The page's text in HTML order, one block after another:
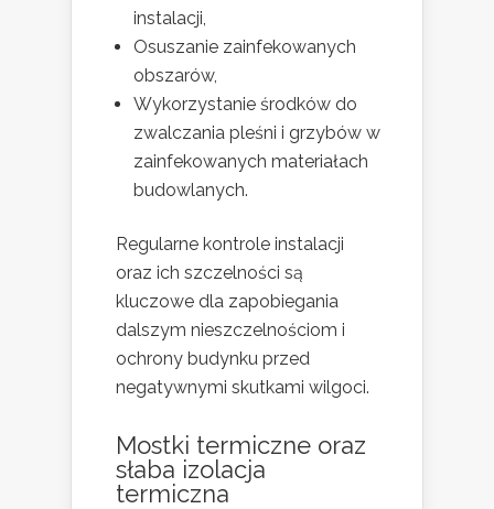
instalacji,
Osuszanie zainfekowanych
obszarów,
Wykorzystanie środków do
zwalczania pleśni i grzybów w
zainfekowanych materiałach
budowlanych.
Regularne kontrole instalacji
oraz ich szczelności są
kluczowe dla zapobiegania
dalszym nieszczelnościom i
ochrony budynku przed
negatywnymi skutkami wilgoci.
Mostki termiczne oraz
słaba izolacja
termiczna